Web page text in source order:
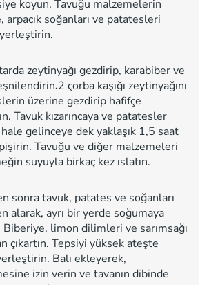
koyun. Tavuğu malzemelerin
arpacık soğanları ve patatesleri
zeytinyağı gezdirip, karabiber ve
.2 çorba kaşığı zeytinyağını
üzerine gezdirip hafifçe
Tavuk kızarıncaya ve patatesler
gelinceye dek yaklaşık 1,5 saat
pişirin. Tavuğu ve diğer malzemeleri
suyuyla birkaç kez ıslatın.
sonra tavuk, patates ve soğanları
alarak, ayrı bir yerde soğumaya
Biberiye, limon dilimleri ve sarımsağı
çıkartın. Tepsiyi yüksek ateşte
Balı ekleyerek,
izin verin ve tavanın dibinde